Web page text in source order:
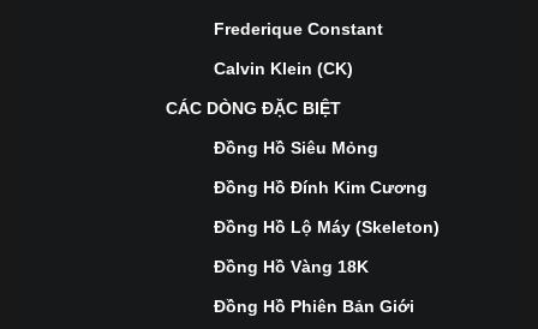
Frederique Constant
Calvin Klein (CK)
CÁC DÒNG ĐẶC BIỆT
Đồng Hồ Siêu Mỏng
Đồng Hồ Đính Kim Cương
Đồng Hồ Lộ Máy (Skeleton)
Đồng Hồ Vàng 18K
Đồng Hồ Phiên Bản Giới